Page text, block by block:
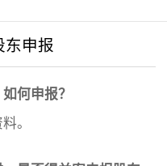
ご質問
わせ
东申报
何申报？
。